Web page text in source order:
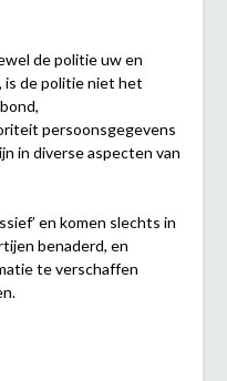
de politie uw en
is de politie niet het
persoonsgegevens
in diverse aspecten van
en komen slechts in
benaderd, en
te verschaffen